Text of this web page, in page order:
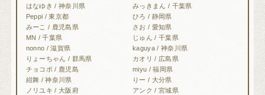
はなゆき / 神奈川県
みっきまん / 千葉県
Peppi / 東京都
ひろ / 静岡県
みーこ / 鹿児島県
さお / 愛知県
MN / 千葉県
じゅん / 千葉県
nonno / 滋賀県
kaguya / 神奈川県
りょーちゃん / 群馬県
カオリ / 広島県
チョコボ / 鹿児島
miyu / 福岡県
紺舞 / 神奈川県
りー / 大分県
ノリユキ / 大阪府
アンク / 宮城県